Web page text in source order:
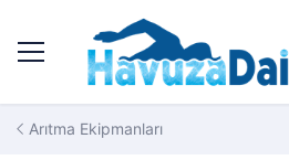
Arıtma Ekipmanları